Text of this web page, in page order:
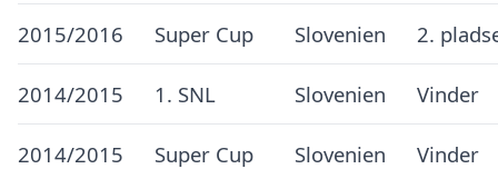
2015/2016 Super Cup Slovenien 2.
2014/2015 1. SNL Slovenien Vinder
2014/2015 Super Cup Slovenien Vinder